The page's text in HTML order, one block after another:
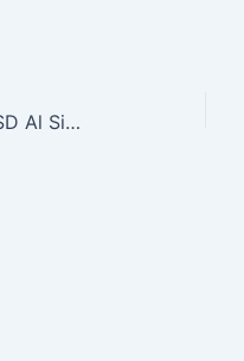
Kembali Meraih Prestasi! Siswa SD Al Siddiq International Raih Juara 2 dan Harapan 1 Lomba MHQ Tingkat SD MI Sederajat se-Kota Bekasi